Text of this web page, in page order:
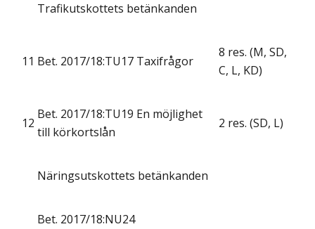
Trafikutskottets betänkanden
11 Bet. 2017/18:TU17 Taxifrågor
8 res. (M, SD,
C, L, KD)
12
Bet. 2017/18:TU19 En möjlighet
till körkortslån
2 res. (SD, L)
Näringsutskottets betänkanden
Bet. 2017/18:NU24